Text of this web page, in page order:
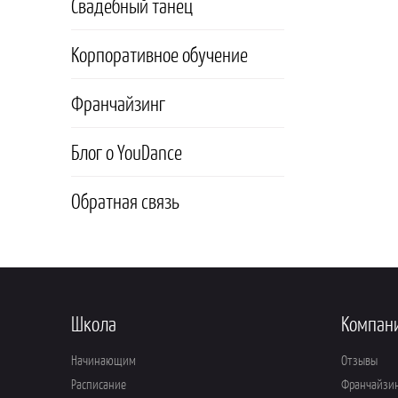
Корпоративное обучение
Франчайзинг
Блог о YouDance
Обратная связь
Школа
Начинающим
Расписание
Отзывы